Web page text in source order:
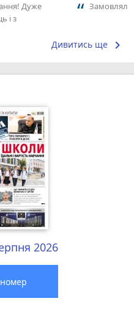
Дуже
і з
Замовляли
Дивитись ще keyboard_arrow_right
2026